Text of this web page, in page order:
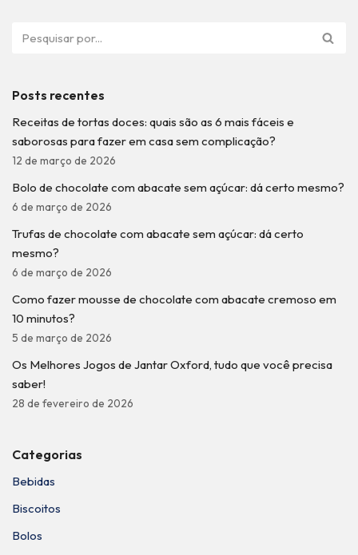
Posts recentes
Receitas de tortas doces: quais são as 6 mais fáceis e
saborosas para fazer em casa sem complicação?
12 de março de 2026
Bolo de chocolate com abacate sem açúcar: dá certo mesmo?
6 de março de 2026
Trufas de chocolate com abacate sem açúcar: dá certo
mesmo?
6 de março de 2026
Como fazer mousse de chocolate com abacate cremoso em
10 minutos?
5 de março de 2026
Os Melhores Jogos de Jantar Oxford, tudo que você precisa
saber!
28 de fevereiro de 2026
Categorias
Bebidas
Biscoitos
Bolos